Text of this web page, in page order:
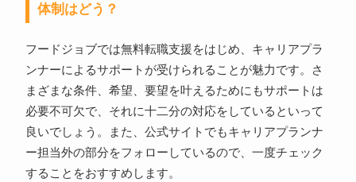
体制はどう？
フードジョブでは無料転職支援をはじめ、キャリアプラ
ンナーによるサポートが受けられることが魅力です。さ
まざまな条件、希望、要望を叶えるためにもサポートは
必要不可欠で、それに十二分の対応をしているといって
良いでしょう。また、公式サイトでもキャリアプランナ
ー担当外の部分をフォローしているので、一度チェック
することをおすすめします。